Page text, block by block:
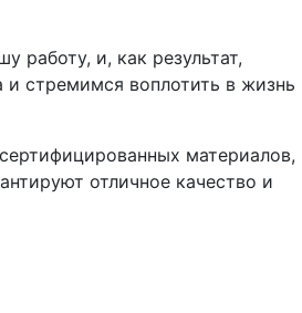
и, как результат,
стремимся воплотить в жизнь
материалов,
отличное качество и